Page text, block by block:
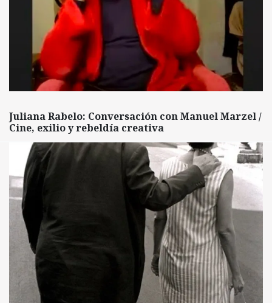
Juliana Rabelo: Conversación con Manuel Marzel /
Cine, exilio y rebeldía creativa